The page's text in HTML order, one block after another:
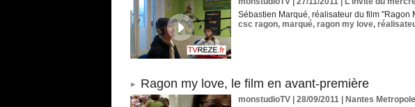
Sébastien Marqué, réalisateur du film "Ragon
csc ragon, marqué, ragon my love,
Ragon my love, le film en avant-première
monstudioTV | 28/09/2011
Nantes Metropole